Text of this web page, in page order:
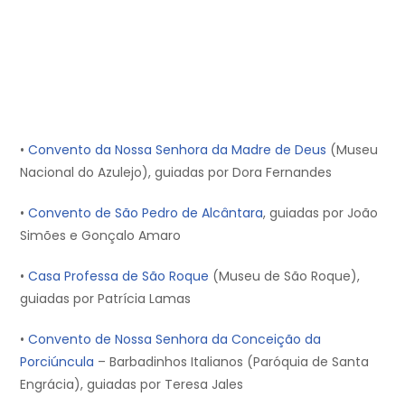
• Convento da Nossa Senhora da Madre de Deus (Museu
Nacional do Azulejo), guiadas por Dora Fernandes
• Convento de São Pedro de Alcântara, guiadas por João
Simões e Gonçalo Amaro
• Casa Professa de São Roque (Museu de São Roque),
guiadas por Patrícia Lamas
• Convento de Nossa Senhora da Conceição da
Porciúncula – Barbadinhos Italianos (Paróquia de Santa
Engrácia), guiadas por Teresa Jales